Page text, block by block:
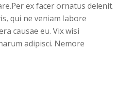
ex facer ornatus delenit.
qui ne veniam labore
causae eu. Vix wisi
adipisci. Nemore